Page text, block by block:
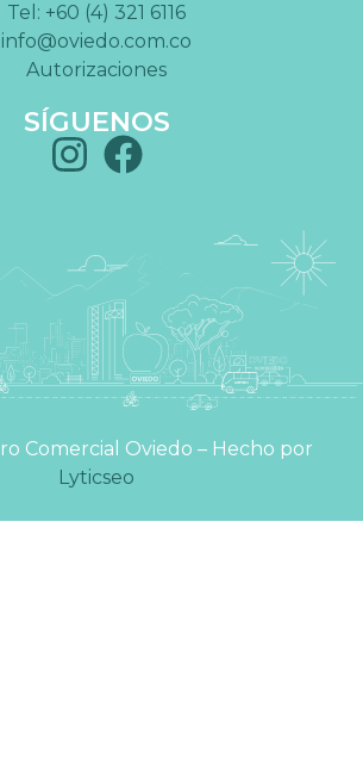
Tel: +60 (4) 321 6116
info@oviedo.com.co
Autorizaciones
SÍGUENOS
Comercial Oviedo – Hecho por
Lyticseo